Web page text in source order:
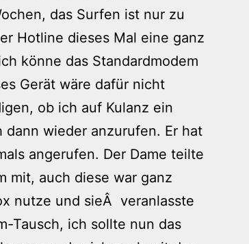
das Surfen ist nur zu
Hotline dieses Mal eine ganz
könne das Standardmodem
Gerät wäre dafür nicht
ob ich auf Kulanz ein
dann wieder anzurufen. Er hat
angerufen. Der Dame teilte
mit, auch diese war ganz
nutze und sieÂ veranlasste
Tausch, ich sollte nun das